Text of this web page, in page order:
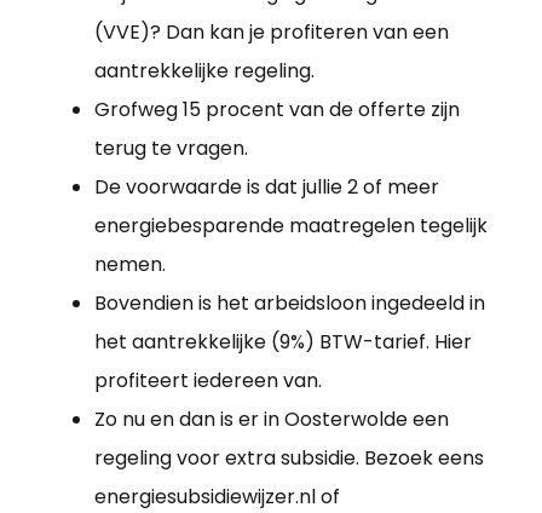
(VVE)? Dan kan je profiteren van een
aantrekkelijke regeling.
Grofweg 15 procent van de offerte zijn
terug te vragen.
De voorwaarde is dat jullie 2 of meer
energiebesparende maatregelen tegelijk
nemen.
Bovendien is het arbeidsloon ingedeeld in
het aantrekkelijke (9%) BTW-tarief. Hier
profiteert iedereen van.
Zo nu en dan is er in Oosterwolde een
regeling voor extra subsidie. Bezoek eens
energiesubsidiewijzer.nl of